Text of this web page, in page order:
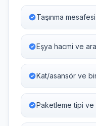
Taşınma
Eşya hacmi ve
Kat/asansör ve
Paketleme tipi